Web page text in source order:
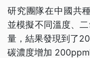
研究團隊在中國共
並模擬不同溫度、
量，結果發現到了
碳濃度增加